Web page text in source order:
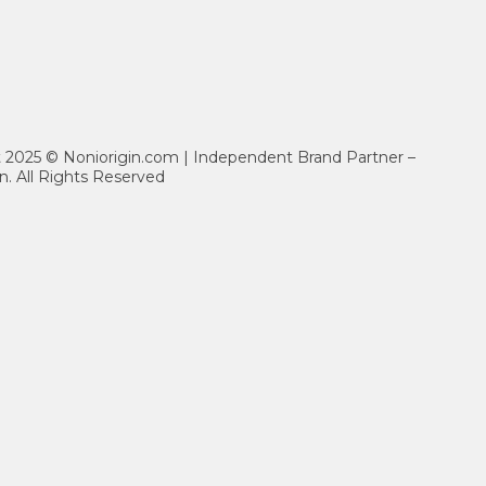
2025 © Noniorigin.com | Independent Brand Partner –
All Rights Reserved